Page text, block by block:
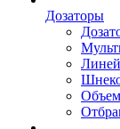
Дозаторы